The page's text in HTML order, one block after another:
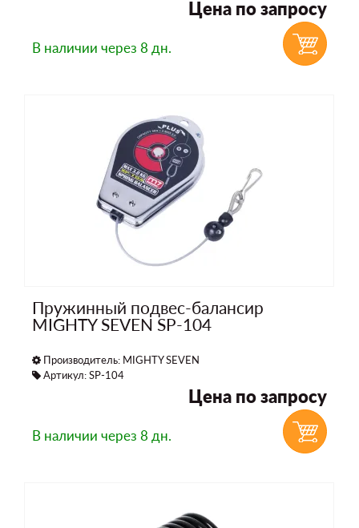
Цена по запросу
В наличии через 8 дн.
Пружинный подвес-балансир
MIGHTY SEVEN SP-104
Производитель: MIGHTY SEVEN
Артикул: SP-104
Цена по запросу
В наличии через 8 дн.